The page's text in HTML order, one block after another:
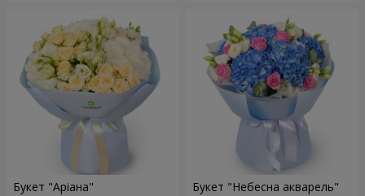
Букет "Аріана" Букет "Небесна акварель"